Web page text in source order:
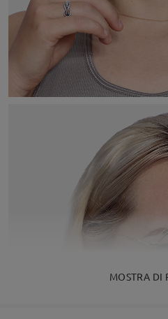
MOSTRA DI